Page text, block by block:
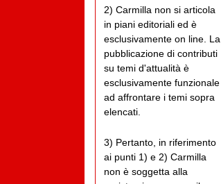
2) Carmilla non si articola
in piani editoriali ed è
esclusivamente on line. La
pubblicazione di contributi
su temi d'attualità è
esclusivamente funzionale
ad affrontare i temi sopra
elencati.
3) Pertanto, in riferimento
ai punti 1) e 2) Carmilla
non è soggetta alla